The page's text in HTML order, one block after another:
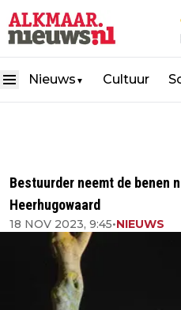
Nieuws ▼ Cultuur
Bestuurder neemt de benen
Heerhugowaard
18 NOV 2023, 9:45•NIEUWS